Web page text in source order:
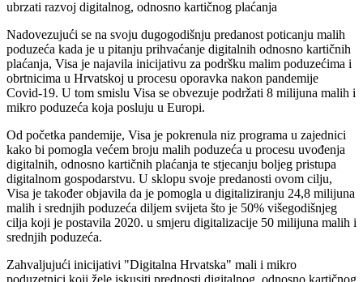
ubrzati razvoj digitalnog, odnosno kartičnog plaćanja
Nadovezujući se na svoju dugogodišnju predanost poticanju malih
poduzeća kada je u pitanju prihvaćanje digitalnih odnosno kartičnih
plaćanja, Visa je najavila inicijativu za podršku malim poduzećima i
obrtnicima u Hrvatskoj u procesu oporavka nakon pandemije
Covid-19. U tom smislu Visa se obvezuje podržati 8 milijuna malih i
mikro poduzeća koja posluju u Europi.
Od početka pandemije, Visa je pokrenula niz programa u zajednici
kako bi pomogla većem broju malih poduzeća u procesu uvođenja
digitalnih, odnosno kartičnih plaćanja te stjecanju boljeg pristupa
digitalnom gospodarstvu. U sklopu svoje predanosti ovom cilju,
Visa je također objavila da je pomogla u digitaliziranju 24,8 milijuna
malih i srednjih poduzeća diljem svijeta što je 50% višegodišnjeg
cilja koji je postavila 2020. u smjeru digitalizacije 50 milijuna malih i
srednjih poduzeća.
Zahvaljujući inicijativi "Digitalna Hrvatska" mali i mikro
poduzetnici koji žele iskusiti prednosti digitalnog, odnosno kartičnog